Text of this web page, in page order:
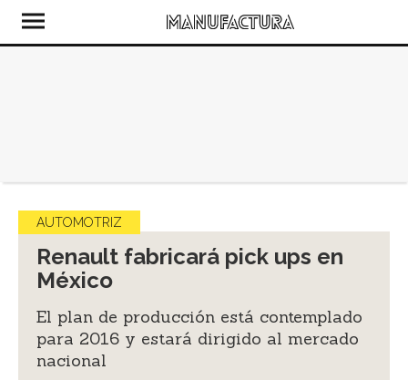
AUTOMOTRIZ
Renault fabricará pick ups en
México
El plan de producción está contemplado
para 2016 y estará dirigido al mercado
nacional